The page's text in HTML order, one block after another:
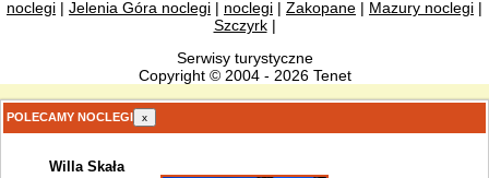
noclegi | Jelenia Góra noclegi | noclegi | Zakopane | Mazury noclegi |
Szczyrk|
Serwisy turystyczne
Copyright © 2004 - 2026 Tenet
POLECAMY NOCLEGI x
Willa Skała